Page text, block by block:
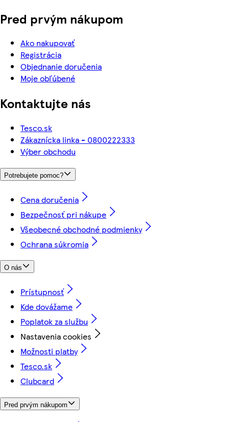
Pred prvým nákupom
Ako nakupovať
Registrácia
Objednanie doručenia
Moje obľúbené
Kontaktujte nás
Tesco.sk
Zákaznícka linka - 0800222333
Výber obchodu
Potrebujete pomoc?
Cena doručenia
Bezpečnosť pri nákupe
Všeobecné obchodné podmienky
Ochrana súkromia
O nás
Prístupnosť
Kde dovážame
Poplatok za službu
Nastavenia cookies
Možnosti platby
Tesco.sk
Clubcard
Pred prvým nákupom